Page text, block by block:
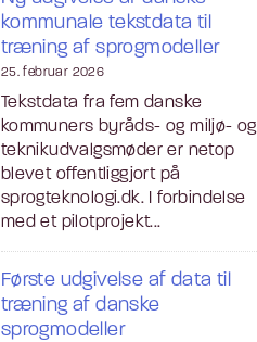
kommunale tekstdata til
træning af sprogmodeller
25. februar 2026
Tekstdata fra fem danske
kommuners byråds- og miljø- og
teknikudvalgsmøder er netop
blevet offentliggjort på
sprogteknologi.dk. I forbindelse
med et pilotprojekt...
Første udgivelse af data til
træning af danske
sprogmodeller